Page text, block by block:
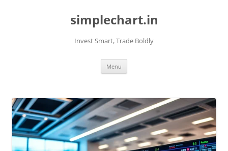
simplechart.in
Invest Smart, Trade Boldly
Menu